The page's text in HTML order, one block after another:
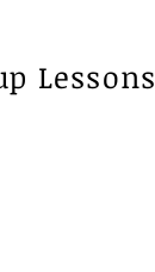
Lessons